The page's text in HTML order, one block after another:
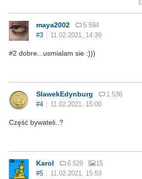
maya2002
5 594
#3
11.02.2021, 14:39
#2 dobre...usmialam sie :)))
SlawekEdynburg
1 536
#4
11.02.2021, 15:00
Część bywateli..?
Karol 6 529
15
#5
11.02.2021, 15:53